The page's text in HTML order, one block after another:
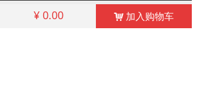
¥ 0.00 낙 加入购物车
낀
首页
끔
我们的地址